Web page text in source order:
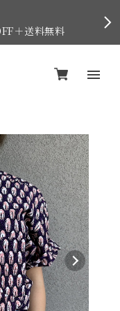
＋送料無料